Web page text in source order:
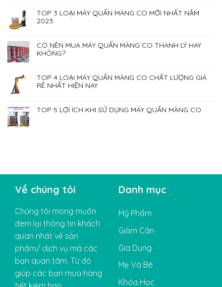
TOP 3 LOẠI MÁY QUẤN MÀNG CO MỚI NHẤT NĂM
2023
CÓ NÊN MUA MÁY QUẤN MÀNG CO THANH LÝ HAY
KHÔNG?
TOP 4 LOẠI MÁY QUẤN MÀNG CO CHẤT LƯỢNG GIÁ
RẺ NHẤT HIỆN NAY
TOP 5 LỢI ÍCH KHI SỬ DỤNG MÁY QUẤN MÀNG CO
Về chúng tôi
Chúng tôi mong muốn
đem lại thông tin khách
quan nhất về sản
phẩm/ dịch vụ mà các
bạn quan tâm. Từ đó
giúp các bạn mua hàng
Danh mục
Mỹ Phẩm
Giảm Cân
Gia Dụng
Mẹ Và Bé
Khóa Học